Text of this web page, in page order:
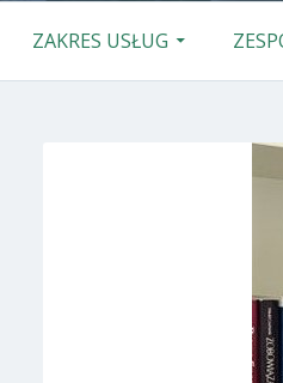
ZAKRES USŁUG